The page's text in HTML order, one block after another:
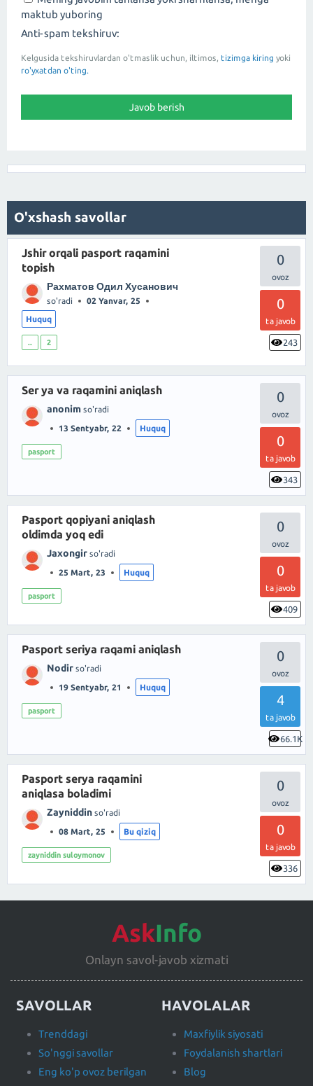
maktub yuboring
Anti-spam tekshiruv:
Kelgusida tekshiruvlardan o'tmaslik uchun, iltimos, tizimga kiring yoki
ro'yxatdan o'ting.
O'xshash savollar
0
0
ta javob
243
Jshir orqali pasport raqamini
topish
Рахматов Одил Хусанович
so'radi
02 Yanvar, 25
Huquq
.. 2
0
0
ta javob
343
Ser ya va raqamini aniqlash
anonim so'radi
13 Sentyabr, 22 Huquq
pasport
0
0
ta javob
409
Pasport qopiyani aniqlash
oldimda yoq edi
Jaxongir so'radi
25 Mart, 23 Huquq
pasport
0
4
ta javob
66.1K
Pasport seriya raqami aniqlash
Nodir so'radi
19 Sentyabr, 21 Huquq
pasport
0
0
ta javob
336
Pasport serya raqamini
aniqlasa boladimi
Zayniddin so'radi
08 Mart, 25 Bu qiziq
zayniddin suloymonov
AskInfo
Onlayn savol-javob xizmati
SAVOLLAR
Trenddagi
So'nggi savollar
Eng ko'p ovoz berilgan
HAVOLALAR
Maxfiylik siyosati
Foydalanish shartlari
Blog